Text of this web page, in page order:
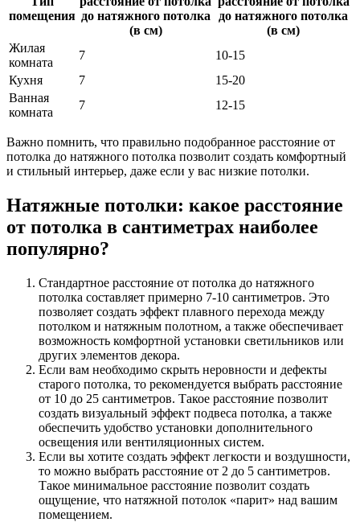
помещения до натяжного потолка
(в см)
до натяжного потолка
(в см)
Жилая
комната
7
10-15
Кухня
7
15-20
Ванная
комната
7 12-15
Важно помнить, что правильно подобранное расстояние от
потолка до натяжного потолка позволит создать комфортный
и стильный интерьер, даже если у вас низкие потолки.
Натяжные потолки: какое расстояние
от потолка в сантиметрах наиболее
популярно?
Стандартное расстояние от потолка до натяжного
потолка составляет примерно 7-10 сантиметров. Это
позволяет создать эффект плавного перехода между
потолком и натяжным полотном, а также обеспечивает
возможность комфортной установки светильников или
других элементов декора.
Если вам необходимо скрыть неровности и дефекты
старого потолка, то рекомендуется выбрать расстояние
от 10 до 25 сантиметров. Такое расстояние позволит
создать визуальный эффект подвеса потолка, а также
обеспечить удобство установки дополнительного
освещения или вентиляционных систем.
Если вы хотите создать эффект легкости и воздушности,
то можно выбрать расстояние от 2 до 5 сантиметров.
Такое минимальное расстояние позволит создать
ощущение, что натяжной потолок «парит» над вашим
помещением.